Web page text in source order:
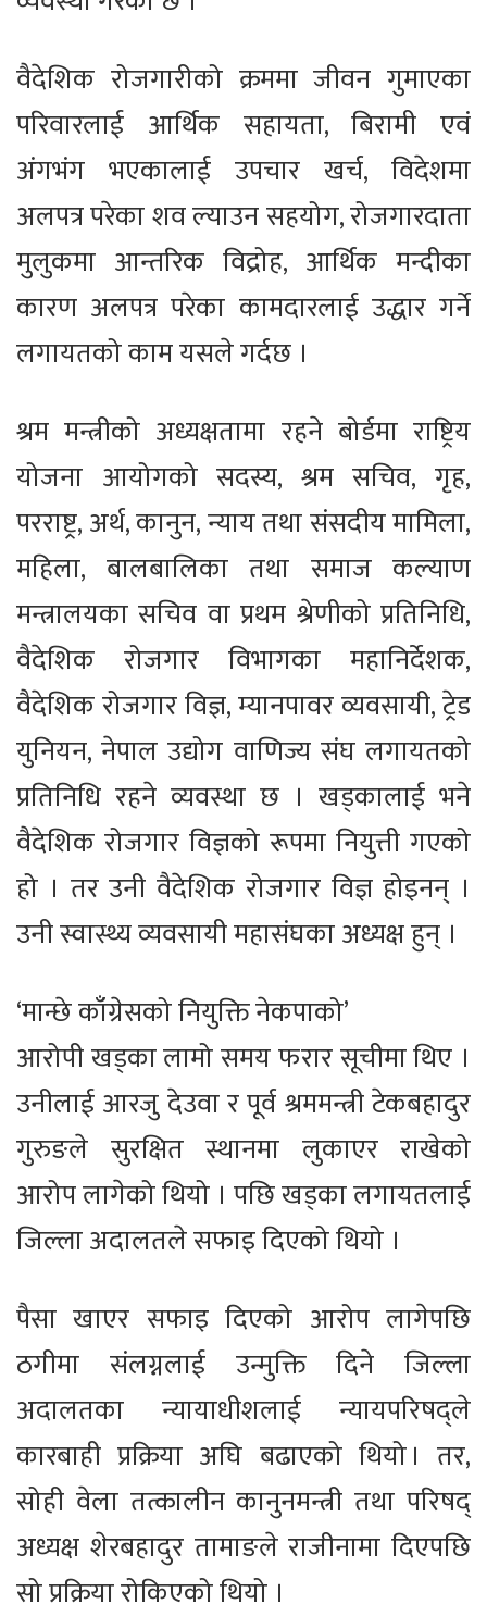
वैदेशिक रोजगारीको क्रममा जीवन गुमाएका
परिवारलाई आर्थिक सहायता, बिरामी एवं
अंगभंग भएकालाई उपचार खर्च, विदेशमा
अलपत्र परेका शव ल्याउन सहयोग, रोजगारदाता
मुलुकमा आन्तरिक विद्रोह, आर्थिक मन्दीका
कारण अलपत्र परेका कामदारलाई उद्धार गर्ने
लगायतको काम यसले गर्दछ ।
श्रम मन्त्रीको अध्यक्षतामा रहने बोर्डमा राष्ट्रिय
योजना आयोगको सदस्य, श्रम सचिव, गृह,
परराष्ट्र, अर्थ, कानुन, न्याय तथा संसदीय मामिला,
महिला, बालबालिका तथा समाज कल्याण
मन्त्रालयका सचिव वा प्रथम श्रेणीको प्रतिनिधि,
वैदेशिक रोजगार विभागका महानिर्देशक,
वैदेशिक रोजगार विज्ञ, म्यानपावर व्यवसायी, ट्रेड
युनियन, नेपाल उद्योग वाणिज्य संघ लगायतको
प्रतिनिधि रहने व्यवस्था छ । खड्कालाई भने
वैदेशिक रोजगार विज्ञको रूपमा नियुत्ती गएको
हो । तर उनी वैदेशिक रोजगार विज्ञ होइनन् ।
उनी स्वास्थ्य व्यवसायी महासंघका अध्यक्ष हुन् ।
‘मान्छे काँग्रेसको नियुक्ति नेकपाको’
आरोपी खड्का लामो समय फरार सूचीमा थिए ।
उनीलाई आरजु देउवा र पूर्व श्रममन्त्री टेकबहादुर
गुरुङले सुरक्षित स्थानमा लुकाएर राखेको
आरोप लागेको थियो । पछि खड्का लगायतलाई
जिल्ला अदालतले सफाइ दिएको थियो ।
पैसा खाएर सफाइ दिएको आरोप लागेपछि
ठगीमा संलग्नलाई उन्मुक्ति दिने जिल्ला
अदालतका न्यायाधीशलाई न्यायपरिषद्ले
कारबाही प्रक्रिया अघि बढाएको थियो । तर,
सोही वेला तत्कालीन कानुनमन्त्री तथा परिषद्
अध्यक्ष शेरबहादुर तामाङले राजीनामा दिएपछि
सो प्रक्रिया रोकिएको थियो ।